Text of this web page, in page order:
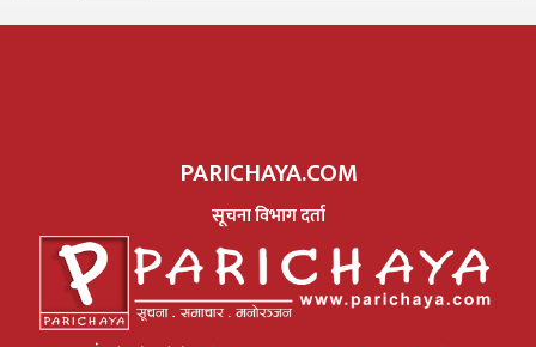
PARICHAYA.COM
सूचना विभाग दर्ता